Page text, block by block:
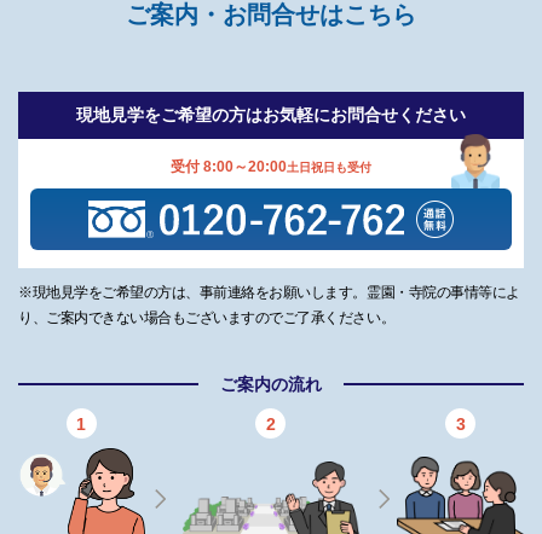
ご案内・お問合せはこちら
現地見学をご希望の方はお気軽にお問合せください
受付 8:00～20:00土日祝日も受付
※現地見学をご希望の方は、事前連絡をお願いします。霊園・寺院の事情等によ
り、ご案内できない場合もございますのでご了承ください。
ご案内の流れ
1 2 3